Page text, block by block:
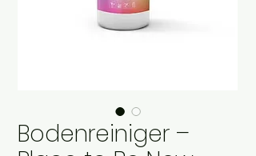
Bodenreiniger –